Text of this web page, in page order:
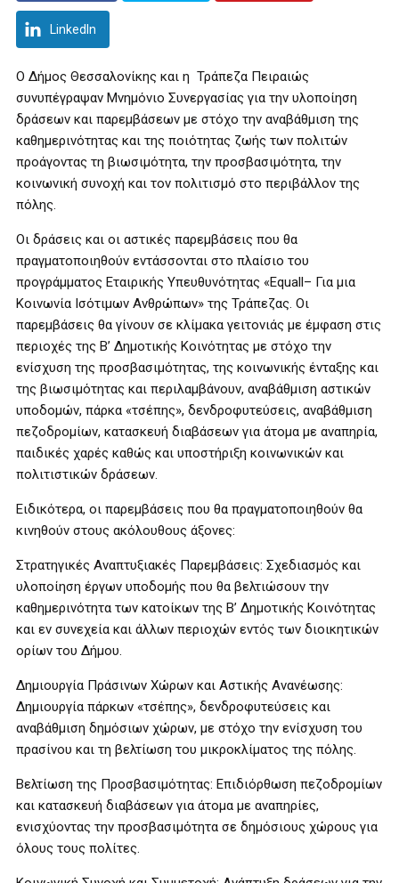
LinkedIn
Ο Δήμος Θεσσαλονίκης και η Τράπεζα Πειραιώς
συνυπέγραψαν Μνημόνιο Συνεργασίας για την υλοποίηση
δράσεων και παρεμβάσεων με στόχο την αναβάθμιση της
καθημερινότητας και της ποιότητας ζωής των πολιτών
προάγοντας τη βιωσιμότητα, την προσβασιμότητα, την
κοινωνική συνοχή και τον πολιτισμό στο περιβάλλον της
πόλης.
Οι δράσεις και οι αστικές παρεμβάσεις που θα
πραγματοποιηθούν εντάσσονται στο πλαίσιο του
προγράμματος Εταιρικής Υπευθυνότητας «Equall– Για μια
Κοινωνία Ισότιμων Ανθρώπων» της Τράπεζας. Οι
παρεμβάσεις θα γίνουν σε κλίμακα γειτονιάς με έμφαση στις
περιοχές της Β’ Δημοτικής Κοινότητας με στόχο την
ενίσχυση της προσβασιμότητας, της κοινωνικής ένταξης και
της βιωσιμότητας και περιλαμβάνουν, αναβάθμιση αστικών
υποδομών, πάρκα «τσέπης», δενδροφυτεύσεις, αναβάθμιση
πεζοδρομίων, κατασκευή διαβάσεων για άτομα με αναπηρία,
παιδικές χαρές καθώς και υποστήριξη κοινωνικών και
πολιτιστικών δράσεων.
Ειδικότερα, οι παρεμβάσεις που θα πραγματοποιηθούν θα
κινηθούν στους ακόλουθους άξονες:
Στρατηγικές Αναπτυξιακές Παρεμβάσεις: Σχεδιασμός και
υλοποίηση έργων υποδομής που θα βελτιώσουν την
καθημερινότητα των κατοίκων της Β’ Δημοτικής Κοινότητας
και εν συνεχεία και άλλων περιοχών εντός των διοικητικών
ορίων του Δήμου.
Δημιουργία Πράσινων Χώρων και Αστικής Ανανέωσης:
Δημιουργία πάρκων «τσέπης», δενδροφυτεύσεις και
αναβάθμιση δημόσιων χώρων, με στόχο την ενίσχυση του
πρασίνου και τη βελτίωση του μικροκλίματος της πόλης.
Βελτίωση της Προσβασιμότητας: Επιδιόρθωση πεζοδρομίων
και κατασκευή διαβάσεων για άτομα με αναπηρίες,
ενισχύοντας την προσβασιμότητα σε δημόσιους χώρους για
όλους τους πολίτες.